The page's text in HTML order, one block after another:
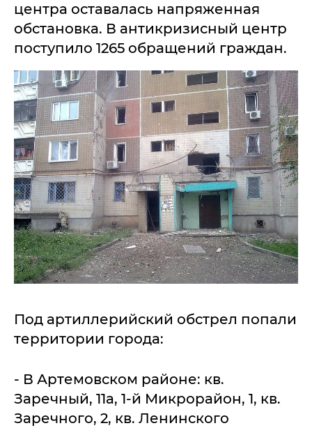
центра оставалась напряженная
обстановка. В антикризисный центр
поступило 1265 обращений граждан.
Под артиллерийский обстрел попали
территории города:
- В Артемовском районе: кв.
Заречный, 11а, 1-й Микрорайон, 1, кв.
Заречного, 2, кв. Ленинского